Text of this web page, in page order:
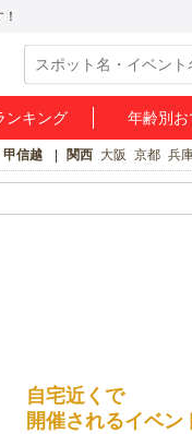
ンキング 年齢別お
甲信越 関西 大阪 京都 兵
自宅近くで
開催されるイベン